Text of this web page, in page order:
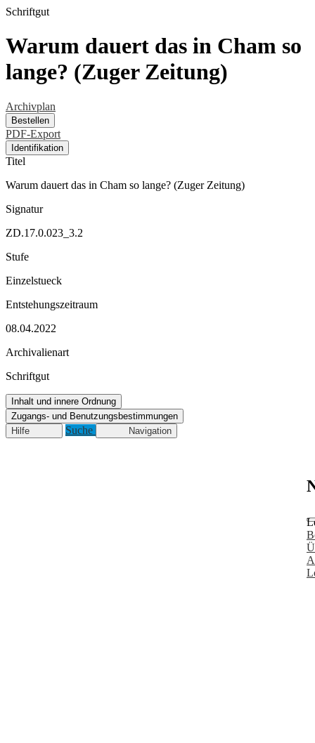
Schriftgut
Warum dauert das in Cham so
lange? (Zuger Zeitung)
Archivplan
Bestellen
PDF-Export
Identifikation
Titel
Warum dauert das in Cham so lange? (Zuger Zeitung)
Signatur
ZD.17.0.023_3.2
Stufe
Einzelstueck
Entstehungszeitraum
08.04.2022
Archivalienart
Schriftgut
Inhalt und innere Ordnung
Zugangs- und Benutzungsbestimmungen
Hilfe
Suche Navigation